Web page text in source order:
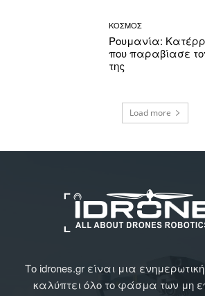
ΚΟΣΜΟΣ
Ρουμανία:
που παραβίασε
της
Load more
Το idrones.gr είναι μια
καλύπτει όλο το φάσμα των μη